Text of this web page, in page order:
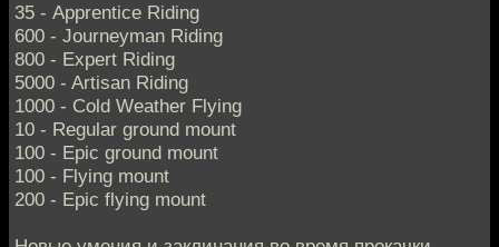
35 - Apprentice Riding
600 - Journeyman Riding
800 - Expert Riding
5000 - Artisan Riding
1000 - Cold Weather Flying
10 - Regular ground mount
100 - Epic ground mount
100 - Flying mount
200 - Epic flying mount